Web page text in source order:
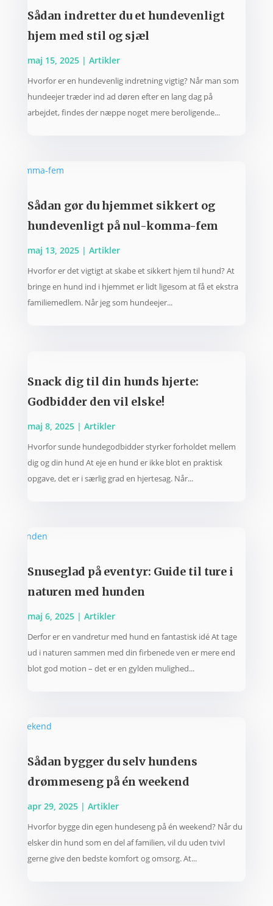
Sådan indretter du et hundevenligt
hjem med stil og sjæl
maj 15, 2025| Artikler
Hvorfor er en hundevenlig indretning vigtig? Når man som
hundeejer træder ind ad døren efter en lang dag på
arbejdet, findes der næppe noget mere beroligende...
Sådan gør du hjemmet sikkert og
hundevenligt på nul-komma-fem
maj 13, 2025| Artikler
Hvorfor er det vigtigt at skabe et sikkert hjem til hund? At
bringe en hund ind i hjemmet er lidt ligesom at få et ekstra
familiemedlem. Når jeg som hundeejer...
Snack dig til din hunds hjerte:
Godbidder den vil elske!
maj 8, 2025| Artikler
Hvorfor sunde hundegodbidder styrker forholdet mellem
dig og din hund At eje en hund er ikke blot en praktisk
opgave, det er i særlig grad en hjertesag. Når...
Snuseglad på eventyr: Guide til ture i
naturen med hunden
maj 6, 2025| Artikler
Derfor er en vandretur med hund en fantastisk idé At tage
ud i naturen sammen med din firbenede ven er mere end
blot god motion – det er en gylden mulighed...
Sådan bygger du selv hundens
drømmeseng på én weekend
apr 29, 2025| Artikler
Hvorfor bygge din egen hundeseng på én weekend? Når du
elsker din hund som en del af familien, vil du uden tvivl
gerne give den bedste komfort og omsorg. At...